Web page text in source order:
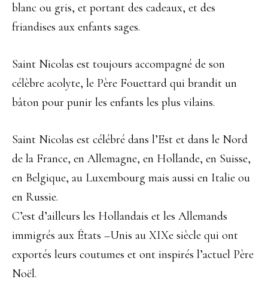
blanc ou gris, et portant des cadeaux, et des
friandises aux enfants sages.
Saint Nicolas est toujours accompagné de son
célèbre acolyte, le Père Fouettard qui brandit un
bâton pour punir les enfants les plus vilains.
Saint Nicolas est célébré dans l’Est et dans le Nord
de la France, en Allemagne, en Hollande, en Suisse,
en Belgique, au Luxembourg mais aussi en Italie ou
en Russie.
C’est d’ailleurs les Hollandais et les Allemands
immigrés aux États –Unis au XIXe siècle qui ont
exportés leurs coutumes et ont inspirés l’actuel Père
Noël.